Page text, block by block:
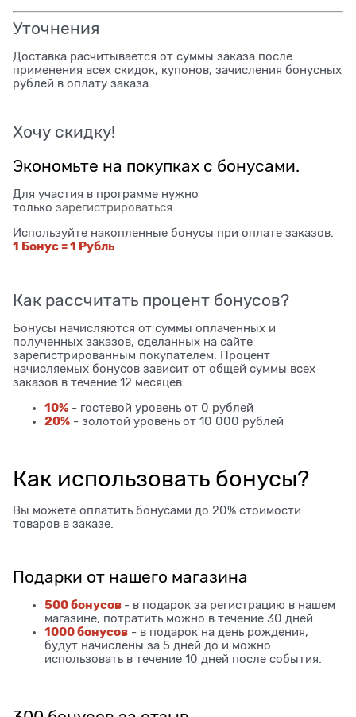
Уточнения
Доставка расчитывается от суммы заказа после
применения всех скидок, купонов, зачисления бонусных
рублей в оплату заказа.
Хочу скидку!
Экономьте на покупках с бонусами.
Для участия в программе нужно
только зарегистрироваться
Используйте накопленные бонусы при оплате заказов.
1 Бонус = 1 Рубль
Как рассчитать процент бонусов?
Бонусы начисляются от суммы оплаченных и
полученных заказов, сделанных на сайте
зарегистрированным покупателем. Процент
начисляемых бонусов зависит от общей суммы всех
заказов в течение 12 месяцев.
10% - гостевой уровень от 0 рублей
20% - золотой уровень от 10 000 рублей
Как использовать бонусы?
Вы можете оплатить бонусами до 20% стоимости
товаров в заказе.
Подарки от нашего магазина
500 бонусов - в подарок за регистрацию в нашем
магазине, потратить можно в течение 30 дней.
1000 бонусов - в подарок на день рождения,
будут начислены за 5 дней до и можно
использовать в течение 10 дней после события.